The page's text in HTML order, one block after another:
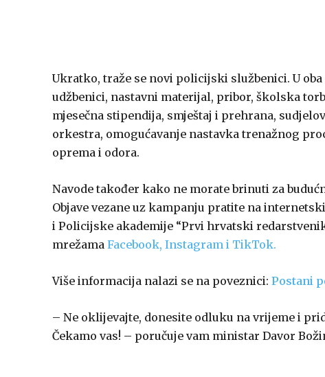
Ukratko, traže se novi policijski službenici. U
udžbenici, nastavni materijal, pribor, školska
mjesečna stipendija, smještaj i prehrana,
orkestra, omogućavanje nastavka trenažnog
oprema i odora.
Navode također kako ne morate brinuti za
Objave vezane uz kampanju pratite na
i Policijske akademije “Prvi hrvatski
mrežama Facebook, Instagram i TikTok.
Više informacija nalazi se na poveznici: Postani
– Ne oklijevajte, donesite odluku na vrijeme i
Čekamo vas! – poručuje vam ministar Davor